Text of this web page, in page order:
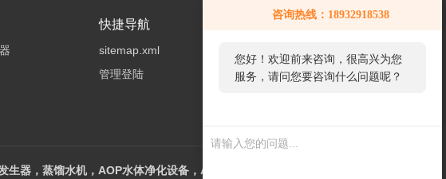
咨询热线：18932918538
您好！欢迎前来咨询，很高兴为您
服务，请问您要咨询什么问题呢？
快捷导航
sitemap.xml
管理登陆
器，蒸馏水机，AOP水体净化设备，AOT光催化设备